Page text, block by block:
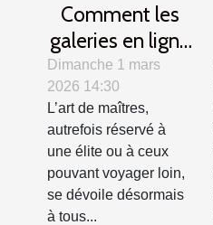
Comment les
galeries en ligne
révolutionnent-
elles l'accès à
l'art de maîtres
?
Dimanche 1 mars
2026 14:30
L’art de maîtres,
autrefois réservé à
une élite ou à ceux
pouvant voyager loin,
se dévoile désormais
à tous...